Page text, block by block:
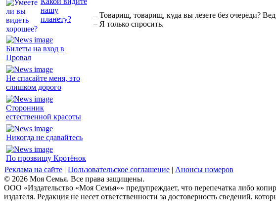
нашу
планету?
Билеты на вход в
Провал
Не спасайте меня, это
слишком дорого
Сторонник
естественной красоты
Никогда не сдавайтесь
По прозвищу Кротёнок
– Товарищ, товарищ, куда вы лезете без очереди?
– Я только спросить.
Реклама на сайте | Пользовательское соглашение | Анонсы номеров
© 2026 Моя Семья. Все права защищены.
ООО «Издательство «Моя Семья»» предупреждает, что перепечатка либо
издателя. Редакция не несет ответственности за достоверность сведений,